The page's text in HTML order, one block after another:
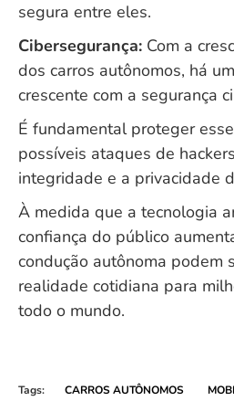
segura entre eles.
Cibersegurança: Com a
dos carros autônomos, há
crescente com a segurança
É fundamental proteger
possíveis ataques de
integridade e a privacidade
À medida que a tecnologia
confiança do público
condução autônoma podem
realidade cotidiana para
todo o mundo.
Tags: CARROS AUTÔNOMOS